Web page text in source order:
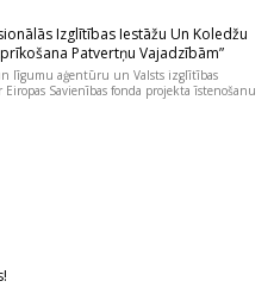
Izglītības Iestāžu Un Koledžu
Patvertņu Vajadzībām”
līgumu aģentūru un Valsts izglītības
Savienības fonda projekta īstenošanu